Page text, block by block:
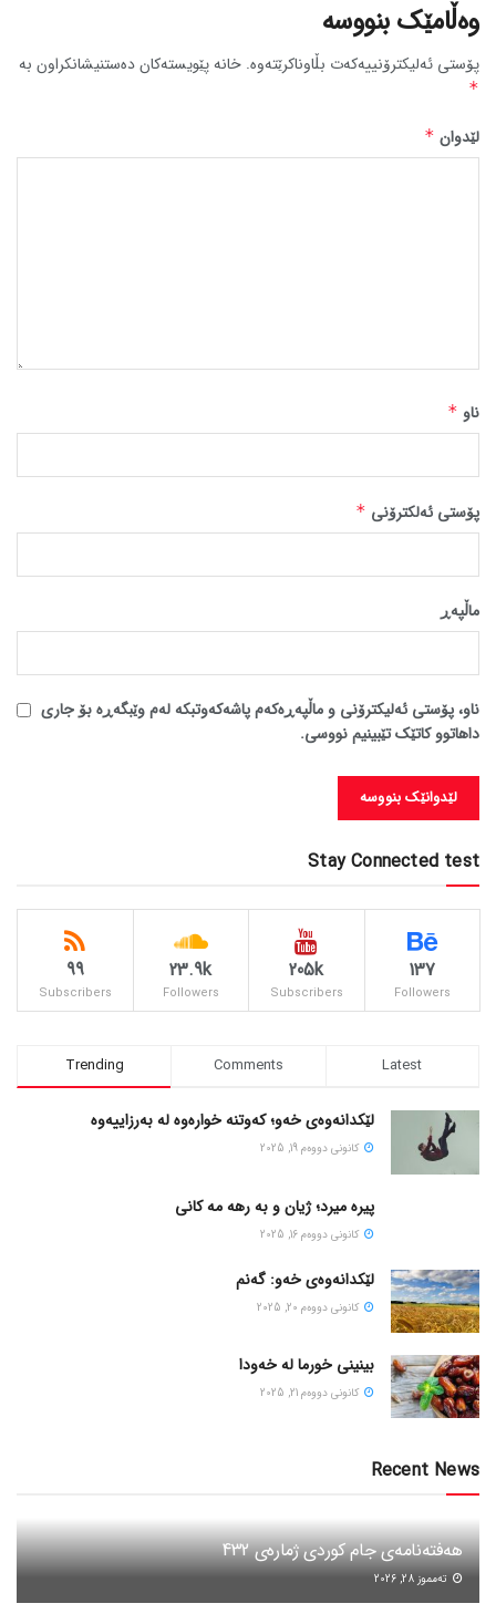
وەڵامێک بنووسە
پۆستی ئەلیکترۆنییەکەت بڵاوناکرێتەوە. خانە پێویستەکان دەستنیشانکراون بە
*
لێدوان *
ناو *
پۆستی ئەلکترۆنی *
ماڵپه‌ڕ
ناو، پۆستی ئەلیکترۆنی و ماڵپەڕەکەم پاشەکەوتبکە لەم وێبگەڕە بۆ جاری
داهاتوو کاتێک تێبینیم نووسی.
Stay Connected test
137
Followers
205k
Subscribers
23.9k
Followers
99
Subscribers
Trending Comments Latest
لێکدانەوەی خەو؛ کەوتنە خوارەوە لە بەرزاییەوە
كانونی دووه‌م 19, 2025
پیره میرد؛ ژیان و به رهه مه کانی
كانونی دووه‌م 16, 2025
لێکدانەوەی خەو: گەنم
كانونی دووه‌م 20, 2025
بینینی خورما لە خەودا
كانونی دووه‌م 21, 2025
Recent News
هەفتەنامەی جام کوردی ژمارەی 432
ته‌مموز 28, 2026